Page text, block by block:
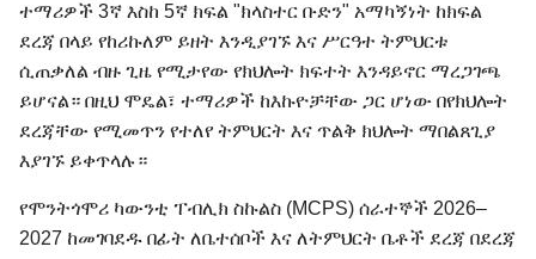
ተማሪዎች 3ኛ እስከ 5ኛ ክፍል "ክላስተር ቡድን" አማካኝነት ከክፍል
ደረጃ በላይ የከሪኩለም ይዘት እንዲያገኙ እና ሥርዓተ ትምህርቱ
ሲጠቃለል ብዙ ጊዜ የሚታየው የክህሎት ክፍተት እንዳይኖር ማረጋገጫ
ይሆናል። በዚህ ሞዴል፣ ተማሪዎች ከእኩዮቻቸው ጋር ሆነው በየክህሎት
ደረጃቸው የሚመጥን የተለየ ትምህርት እና ጥልቅ ክህሎት ማበልጸጊያ
እያገኙ ይቀጥላሉ።
የሞንትጎሞሪ ካውንቲ ፐብሊክ ስኩልስ (MCPS) ሰራተኞች 2026–
2027 ከመገባደዱ በፊት ለቤተሰቦች እና ለትምህርት ቤቶች ደረጃ በደረጃ